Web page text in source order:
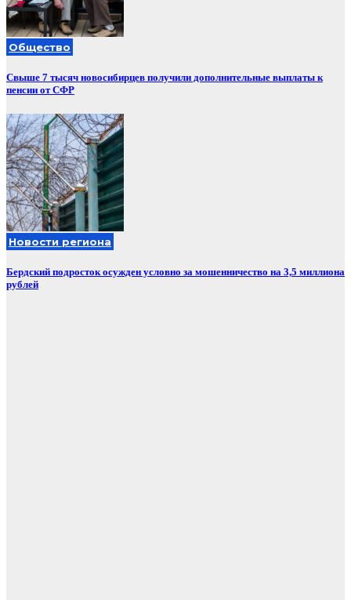
Общество
Свыше 7 тысяч новосибирцев получили дополнительные выплаты к
пенсии от СФР
Новости региона
Бердский подросток осужден условно за мошенничество на 3,5 миллиона
рублей